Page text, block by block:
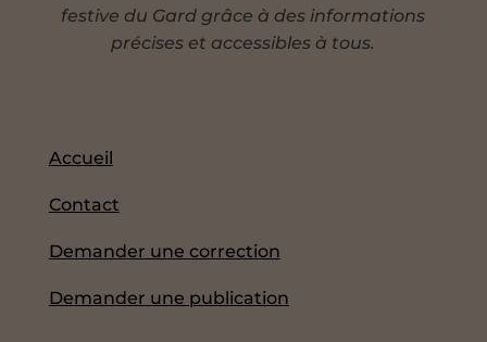
festive du Gard grâce à des informations
précises et accessibles à tous.
Accueil
Contact
Demander une correction
Demander une publication